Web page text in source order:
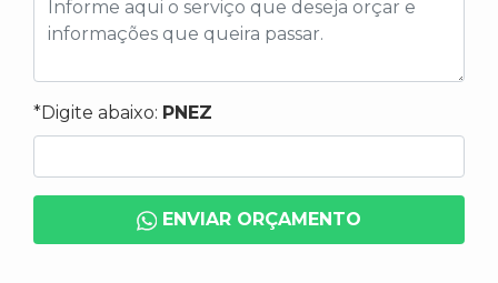
*Digite abaixo: PNEZ
ENVIAR ORÇAMENTO